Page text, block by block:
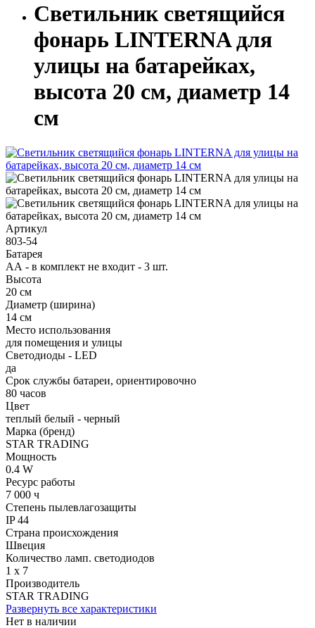
Светильник светящийся
фонарь LINTERNA для
улицы на батарейках,
высота 20 см, диаметр 14
см
Артикул
803-54
Батарея
АА - в комплект не входит - 3 шт.
Высота
20 см
Диаметр (ширина)
14 см
Место использования
для помещения и улицы
Светодиоды - LED
да
Срок службы батареи, ориентировочно
80 часов
Цвет
теплый белый - черный
Марка (бренд)
STAR TRADING
Мощность
0.4 W
Ресурс работы
7 000 ч
Степень пылевлагозащиты
IP 44
Страна происхождения
Швеция
Количество ламп. светодиодов
1 х 7
Производитель
STAR TRADING
Развернуть все характеристики
Нет в наличии